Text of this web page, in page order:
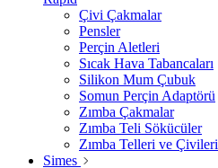
Çivi Çakmalar
Pensler
Perçin Aletleri
Sıcak Hava Tabancaları
Silikon Mum Çubuk
Somun Perçin Adaptörü
Zımba Çakmalar
Zımba Teli Sökücüler
Zımba Telleri ve Çivileri
Simes